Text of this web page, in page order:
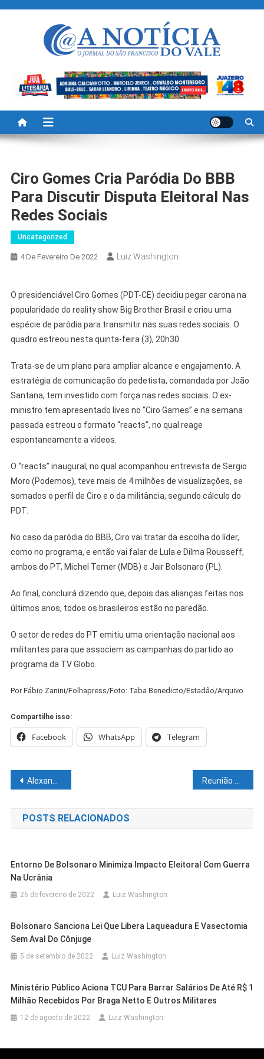
A Noticia Do Vale
Ciro Gomes Cria Paródia Do BBB
Para Discutir Disputa Eleitoral Nas
Redes Sociais
Uncategorized
4 De Fevereiro De 2022 Luiz Washington
O presidenciável Ciro Gomes (PDT-CE) decidiu pegar carona na
popularidade do reality show Big Brother Brasil e criou uma
espécie de paródia para transmitir nas suas redes sociais. O
quadro estreou nesta quinta-feira (3), 20h30.
Trata-se de um plano para ampliar alcance e engajamento. A
estratégia de comunicação do pedetista, comandada por João
Santana, tem investido com força nas redes sociais. O ex-
ministro tem apresentado lives no “Ciro Games” e na semana
passada estreou o formato “reacts”, no qual reage
espontaneamente a vídeos.
O “reacts” inaugural, no qual acompanhou entrevista de Sergio
Moro (Podemos), teve mais de 4 milhões de visualizações, se
somados o perfil de Ciro e o da militância, segundo cálculo do
PDT.
No caso da paródia do BBB, Ciro vai tratar da escolha do líder,
como no programa, e então vai falar de Lula e Dilma Rousseff,
ambos do PT, Michel Temer (MDB) e Jair Bolsonaro (PL).
Ao final, concluirá dizendo que, depois das alianças feitas nos
últimos anos, todos os brasileiros estão no paredão.
O setor de redes do PT emitiu uma orientação nacional aos
militantes para que associem as campanhas do partido ao
programa da TV Globo.
Por Fábio Zanini/Folhapress/Foto: Taba Benedicto/Estadão/Arquivo
Compartilhe isso:
Facebook WhatsApp Telegram
Navegação
de
Post
Alexandre de Moraes manda Weintraub depor à Polícia Federal nesta sexta Reunião com Lula destrava acordo do PT com PSB em Pernambuco
POSTS RELACIONADOS
Entorno De Bolsonaro Minimiza Impacto Eleitoral Com Guerra
Na Ucrânia
26 de fevereiro de 2022 Luiz Washington
Bolsonaro Sanciona Lei Que Libera Laqueadura E Vasectomia
Sem Aval Do Cônjuge
5 de setembro de 2022 Luiz Washington
Ministério Público Aciona TCU Para Barrar Salários De Até R$ 1
Milhão Recebidos Por Braga Netto E Outros Militares
12 de agosto de 2022 Luiz Washington
Eleições 2026: Pedido De Registro De
Candidatura De Lucas Ramos À
Reeleição Para A Câmara Dos
Cidades Outras Cidades
PCPE Prende Em Petrolina Acusados
Cidades
Cidades Juazeiro